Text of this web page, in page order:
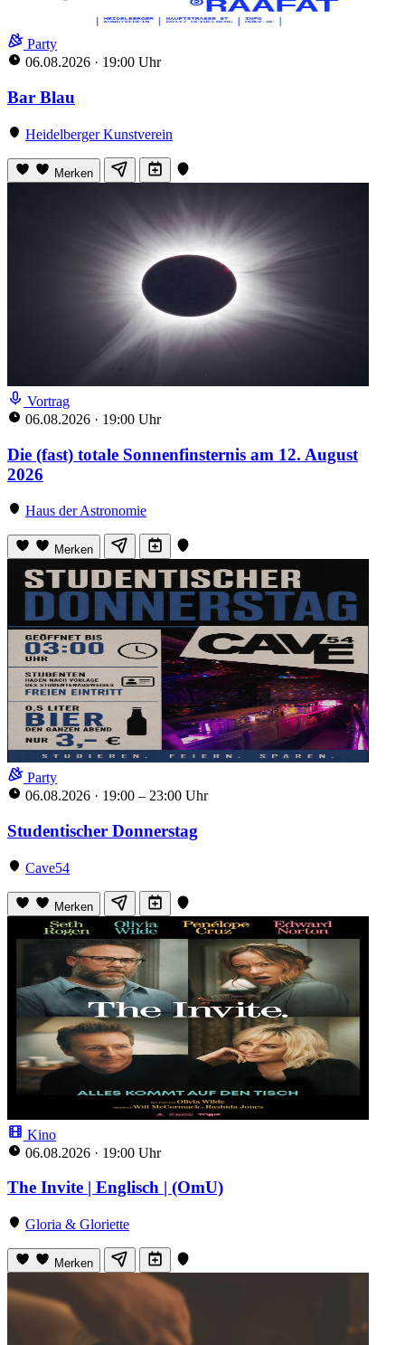
Party
06.08.2026 · 19:00 Uhr
Bar Blau
Heidelberger Kunstverein
Merken
Vortrag
06.08.2026 · 19:00 Uhr
Die (fast) totale Sonnenfinsternis am 12. August
2026
Haus der Astronomie
Merken
Party
06.08.2026 · 19:00 – 23:00 Uhr
Studentischer Donnerstag
Cave54
Merken
Kino
06.08.2026 · 19:00 Uhr
The Invite | Englisch | (OmU)
Gloria & Gloriette
Merken